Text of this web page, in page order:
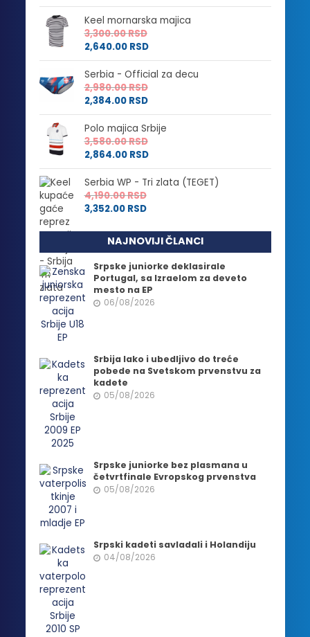
Keel mornarska majica
3,300.00RSD
2,640.00 RSD
Serbia - Official za decu
2,980.00RSD
2,384.00 RSD
Polo majica Srbije
3,580.00RSD
2,864.00 RSD
Serbia WP - Tri zlata (TEGET)
4,190.00RSD
3,352.00 RSD
NAJNOVIJI ČLANCI
Srpske juniorke deklasirale
Portugal, sa Izraelom za deveto
mesto na EP
06/08/2026
Srbija lako i ubedljivo do treće
pobede na Svetskom prvenstvu za
kadete
05/08/2026
Srpske juniorke bez plasmana u
četvrtfinale Evropskog prvenstva
05/08/2026
Srpski kadeti savladali i Holandiju
04/08/2026